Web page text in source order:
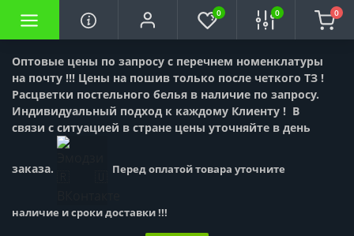
Оптовые цены по запросу с перечнем номенклатуры
на почту !!! Цены на пошив только после четкого ТЗ !
Расцветки постельного белья в наличие по запросу.
Индивидуальный подход к каждому Клиенту ! В
связи с ситуацией в стране цены уточняйте в день
заказа. Перед оплатой товара уточните
наличие и сроки доставки !!!
0 0 0